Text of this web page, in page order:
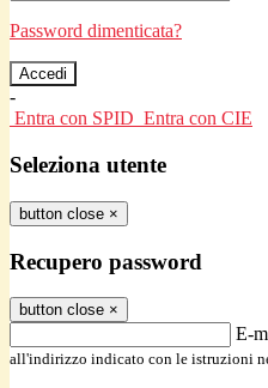
Password dimenticata?
-
Entra con SPID Entra con CIE
Seleziona utente
button close ×
Recupero password
button close ×
E-
all'indirizzo indicato con le istruzioni